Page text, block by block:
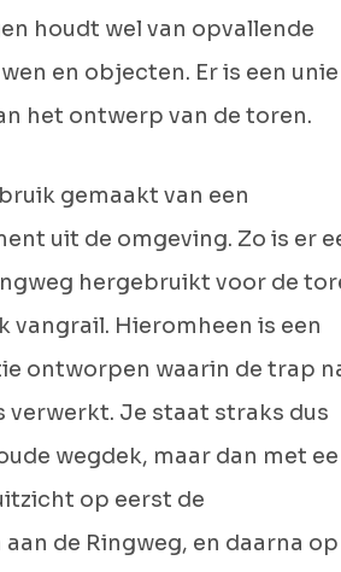
houdt wel van opvallende
en objecten. Er is een
het ontwerp van de toren.
gemaakt van een
uit de omgeving. Zo is er
hergebruikt voor de
vangrail. Hieromheen is een
ontworpen waarin de trap
Je staat straks dus
wegdek, maar dan met
op eerst de
de Ringweg, en daarna